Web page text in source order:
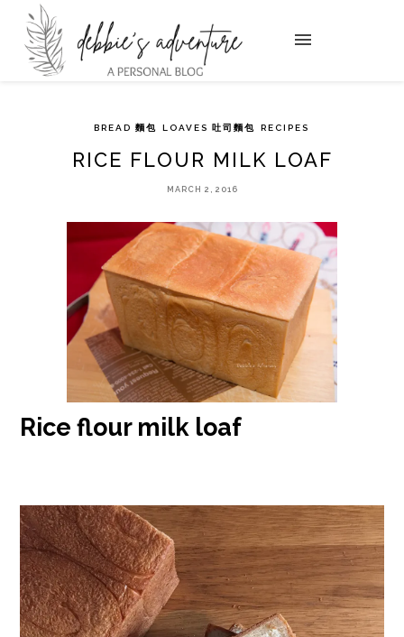
BREAD 麵包 LOAVES 吐司麵包 RECIPES
RICE FLOUR MILK LOAF
MARCH 2, 2016
Rice flour milk loaf